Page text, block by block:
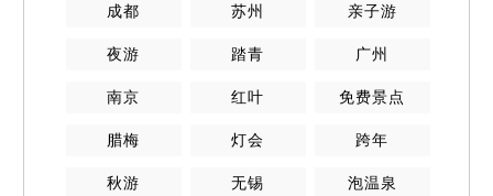
成都 苏州 亲子游
夜游 踏青 广州
南京 红叶 免费景点
腊梅 灯会 跨年
秋游 无锡 泡温泉